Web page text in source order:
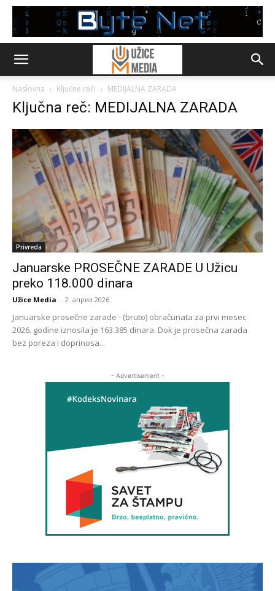
Naslovna Ključne reči MEDIJALNA ZARADA
Ključna reč: MEDIJALNA ZARADA
Privreda
Januarske PROSEČNE ZARADE U Užicu
preko 118.000 dinara
Užice Media - 2. април 2026.
Januarske prosečne zarade - (bruto) obračunata za prvi mesec
2026. godine iznosila je 163.385 dinara. Dok je prosečna zarada
bez poreza i doprinosa...
- Advertisement -